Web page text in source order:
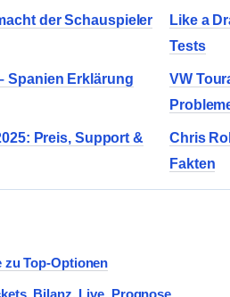
der Schauspieler
Like a
Tests
Spanien Erklärung
VW
Preis, Support &
Chris
Fakten
zu Top-Optionen
Bilanz, Live, Prognose